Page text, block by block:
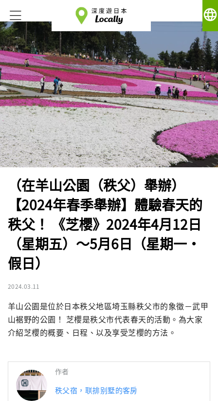
language
（在羊山公園（秩父）舉辦）
【2024年春季舉辦】體驗春天的
秩父！ 《芝櫻》2024年4月12日
（星期五）～5月6日（星期一·
假日）
2024.03.11
羊山公園是位於日本秩父地區埼玉縣秩父市的象徵－武甲
山裾野的公園！ ︎︎芝櫻是秩父市代表春天的活動。為大家
介紹芝櫻的概要、日​​程、以及享受芝櫻的方法。
作者
秩父宿，联排别墅的客房